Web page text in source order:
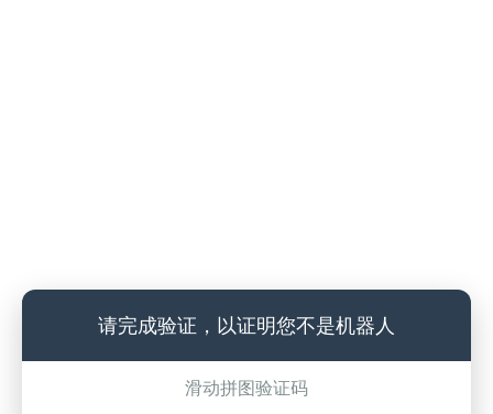
请完成验证，以证明您不是机器人
滑动拼图验证码